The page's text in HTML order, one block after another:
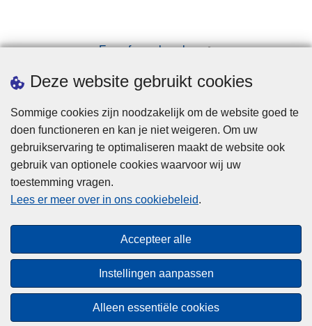
Deze website gebruikt cookies
Sommige cookies zijn noodzakelijk om de website goed te
doen functioneren en kan je niet weigeren. Om uw
gebruikservaring te optimaliseren maakt de website ook
gebruik van optionele cookies waarvoor wij uw
toestemming vragen.
Lees er meer over in ons cookiebeleid.
Accepteer alle
Instellingen aanpassen
Alleen essentiële cookies
Een afspraak maken
Privacy
Cookies
Toegankelijkheid
© 2026 Politie.be